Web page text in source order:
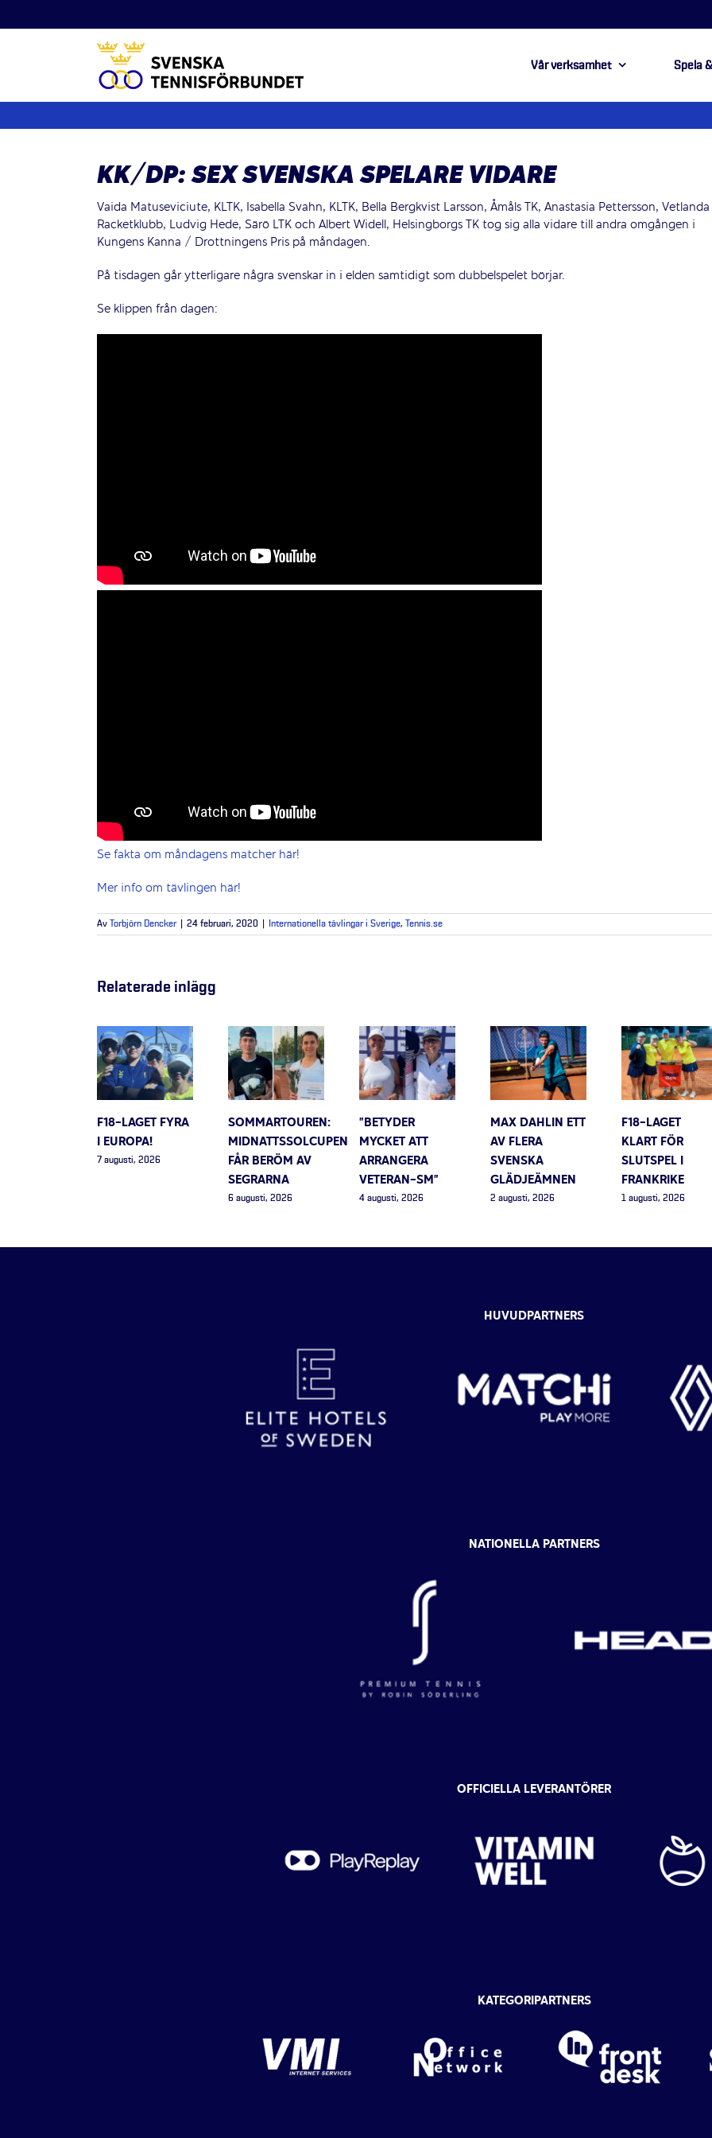
till
Vår verksamhet Spela
KK/DP: SEX SVENSKA SPELARE VIDARE
Vaida Matuseviciute, KLTK, Isabella Svahn, KLTK, Bella Bergkvist Larsson, Åmåls TK, Anastasia Pettersson, Vetlanda
Racketklubb, Ludvig Hede, Särö LTK och Albert Widell, Helsingborgs TK tog sig alla vidare till andra omgången i
Kungens Kanna / Drottningens Pris på måndagen.
På tisdagen går ytterligare några svenskar in i elden samtidigt som dubbelspelet börjar.
Se klippen från dagen:
Se fakta om måndagens matcher här!
Mer info om tävlingen här!
Av Torbjörn Dencker 24 februari, 2020 Internationella tävlingar i Sverige, Tennis.se
Relaterade inlägg
F18-LAGET FYRA
I EUROPA!
7 augusti, 2026
SOMMARTOUREN:
MIDNATTSSOLCUPEN
FÅR BERÖM AV
SEGRARNA
6 augusti, 2026
”BETYDER
MYCKET ATT
ARRANGERA
VETERAN-SM”
4 augusti, 2026
MAX DAHLIN ETT
AV FLERA
SVENSKA
GLÄDJEÄMNEN
2 augusti, 2026
F18-LAGET
KLART FÖR
SLUTSPEL I
FRANKRIKE
1 augusti, 2026
HUVUDPARTNERS
NATIONELLA PARTNERS
OFFICIELLA LEVERANTÖRER
KATEGORIPARTNERS